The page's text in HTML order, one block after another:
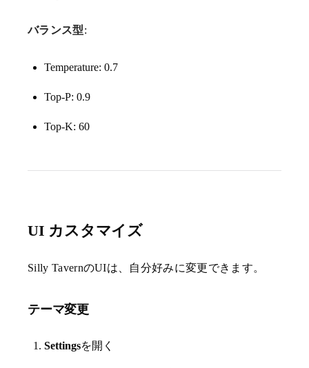
バランス型:
Temperature: 0.7
Top-P: 0.9
Top-K: 60
UI カスタマイズ
Silly TavernのUIは、自分好みに変更できます。
テーマ変更
Settingsを開く